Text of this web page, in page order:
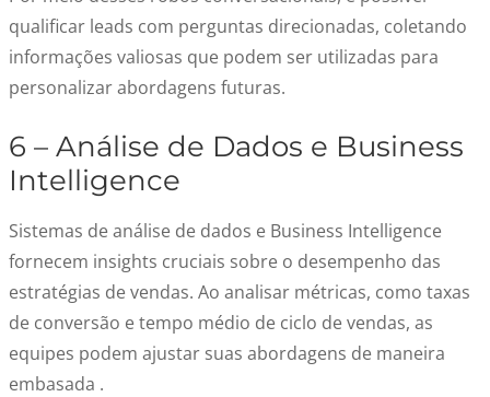
qualificar leads com perguntas direcionadas, coletando
informações valiosas que podem ser utilizadas para
personalizar abordagens futuras.
6 – Análise de Dados e Business
Intelligence
Sistemas de análise de dados e Business Intelligence
fornecem insights cruciais sobre o desempenho das
estratégias de vendas. Ao analisar métricas, como taxas
de conversão e tempo médio de ciclo de vendas, as
equipes podem ajustar suas abordagens de maneira
embasada .